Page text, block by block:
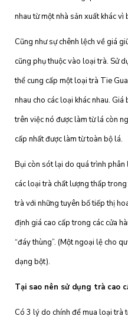
nhau từ một nhà sản xuất khác vì
Cũng như sự chênh lệch về giá
cũng phụ thuộc vào loại trà. Sử
thể cung cấp một loại trà Tie
nhau cho các loại khác nhau.
trên việc nó được làm từ lá còn
cấp nhất được làm từ toàn bộ lá.
Bụi còn sót lại do quá trình
các loại trà chất lượng thấp
trà với những tuyên bố tiếp thị
định giá cao cấp trong các cửa
“đáy thùng”. (Một ngoại lệ cho
dạng bột).
Tại sao nên sử dụng trà cao
Có 3 lý do chính để mua loại trà